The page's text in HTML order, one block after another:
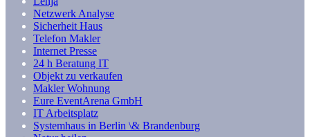
Netzwerk Analyse
Sicherheit Haus
Telefon Makler
Internet Presse
24 h Beratung IT
Objekt zu verkaufen
Makler Wohnung
Eure EventArena GmbH
IT Arbeitsplatz
Systemhaus in Berlin \& Brandenburg